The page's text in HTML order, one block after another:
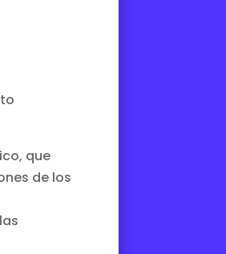
que
de los